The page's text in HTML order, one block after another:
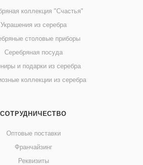
коллекция "Счастья"
Украшения из серебра
столовые приборы
Серебряная посуда
и подарки из серебра
коллекции из серебра
СОТРУДНИЧЕСТВО
Оптовые поставки
Франчайзинг
Реквизиты